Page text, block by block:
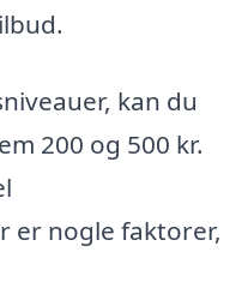
kan du
200 og 500 kr.
er nogle faktorer,